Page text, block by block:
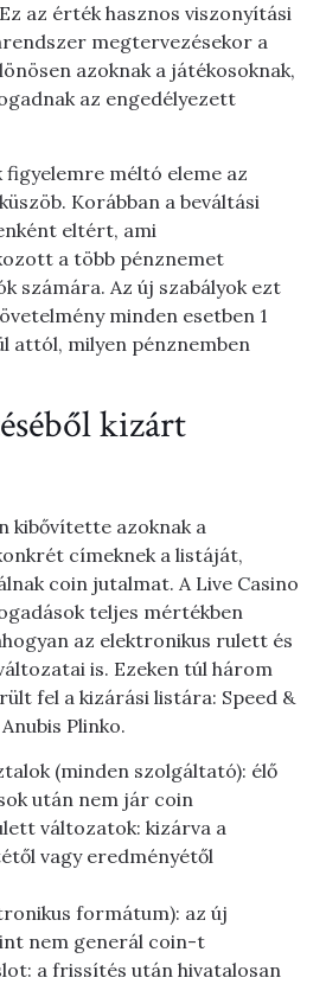
az érték hasznos viszonyítási
megtervezésekor a
azoknak a játékosoknak,
az engedélyezett
figyelemre méltó eleme az
Korábban a beváltási
eltért, ami
a több pénznemet
számára. Az új szabályok ezt
minden esetben 1
attól, milyen pénznemben
kizárt
kibővítette azoknak a
címeknek a listáját,
coin jutalmat. A Live Casino
teljes mértékben
az elektronikus rulett és
is. Ezeken túl három
fel a kizárási listára: Speed &
Plinko.
(minden szolgáltató): élő
után nem jár coin
változatok: kizárva a
vagy eredményétől
formátum): az új
nem generál coin-t
a frissítés után hivatalosan